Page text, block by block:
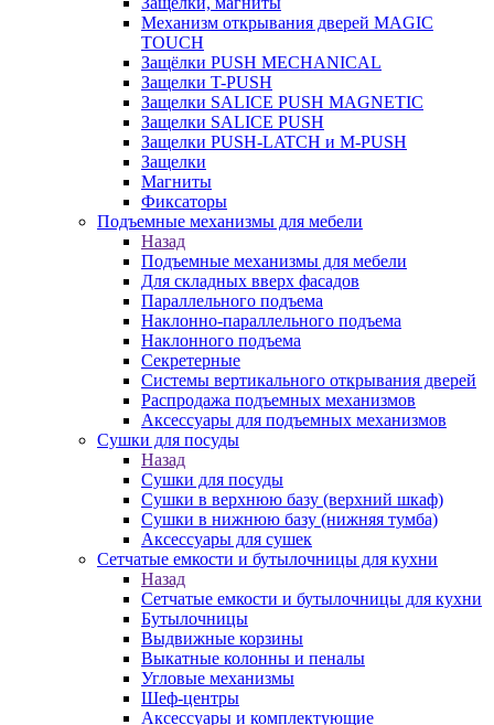
Механизм открывания дверей MAGIC
TOUCH
Защёлки PUSH MECHANICAL
Защелки T-PUSH
Защелки SALICE PUSH MAGNETIC
Защелки SALICE PUSH
Защелки PUSH-LATCH и M-PUSH
Защелки
Магниты
Фиксаторы
Подъемные механизмы для мебели
Назад
Подъемные механизмы для мебели
Для складных вверх фасадов
Параллельного подъема
Наклонно-параллельного подъема
Наклонного подъема
Секретерные
Системы вертикального открывания дверей
Распродажа подъемных механизмов
Аксессуары для подъемных механизмов
Сушки для посуды
Назад
Сушки для посуды
Сушки в верхнюю базу (верхний шкаф)
Сушки в нижнюю базу (нижняя тумба)
Аксессуары для сушек
Сетчатые емкости и бутылочницы для кухни
Назад
Сетчатые емкости и бутылочницы для кухни
Бутылочницы
Выдвижные корзины
Выкатные колонны и пеналы
Угловые механизмы
Шеф-центры
Аксессуары и комплектующие